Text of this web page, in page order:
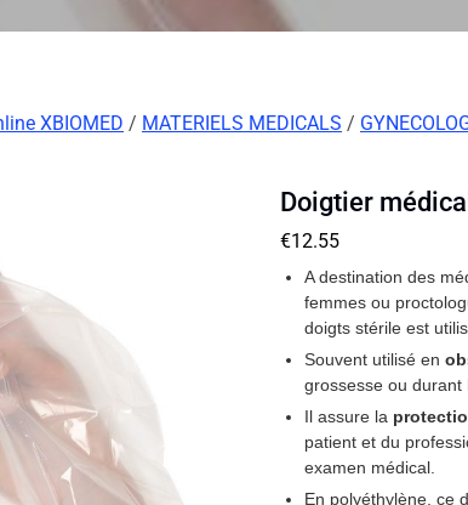
XBIOMED / MATERIELS MEDICALS /
Doigtier
€12.55
A destination des
femmes ou
doigts stérile est
Souvent utilisé en
grossesse ou durant
Il assure la
patient et du
examen médical.
En polyéthylène, ce